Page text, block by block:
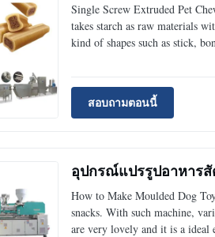
Single Screw Extruded Pet
takes starch as raw materials
kind of shapes such as stick,
สอบถามตอนนี้
อุปกรณ์แปรรูปอาหารสั
How to Make Moulded Dog
snacks. With such machine,
are very lovely and it is a ideal